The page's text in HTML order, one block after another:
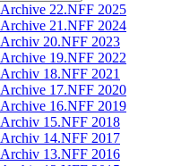
Archive 22.NFF 2025
Archive 21.NFF 2024
Archiv 20.NFF 2023
Archive 19.NFF 2022
Archiv 18.NFF 2021
Archive 17.NFF 2020
Archive 16.NFF 2019
Archiv 15.NFF 2018
Archiv 14.NFF 2017
Archiv 13.NFF 2016